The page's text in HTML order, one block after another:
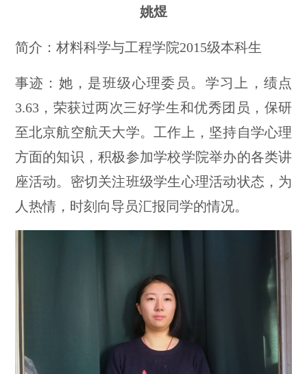
姚煜
简介：材料科学与工程学院2015级本科生
事迹：她，是班级心理委员。学习上，绩点
3.63，荣获过两次三好学生和优秀团员，保研
至北京航空航天大学。工作上，坚持自学心理
方面的知识，积极参加学校学院举办的各类讲
座活动。密切关注班级学生心理活动状态，为
人热情，时刻向导员汇报同学的情况。